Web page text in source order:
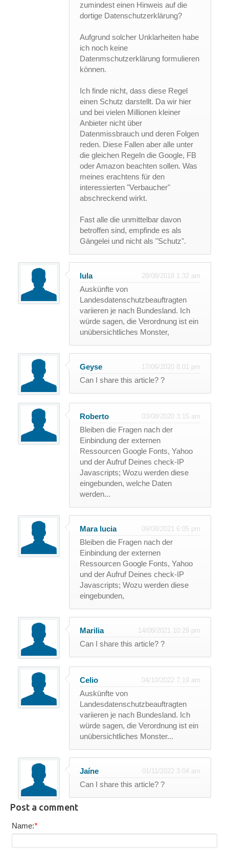
zumindest einen Hinweis auf die
dortige Datenschutzerklärung?
Aufgrund solcher Unklarheiten habe
ich noch keine
Datenmschutzerklärung formulieren
können.
Ich finde nicht, dass diese Regel
einen Schutz darstellt. Da wir hier
und bei vielen Millionen kleiner
Anbieter nicht über
Datenmissbrauch und deren Folgen
reden. Diese Fallen aber alle unter
die gleichen Regeln die Google, FB
oder Amazon beachten sollen. Was
meines erachtens für den
interessierten "Verbaucher"
abschreckend wirkt.
Fast alle die unmittelbar davon
betroffen sind, empfinde es als
Gängelei und nicht als "Schutz".
lula 28/08/2018 1:32 am
Auskünfte von
Landesdatenschutzbeauftragten
variieren je nach Bundesland. Ich
würde sagen, die Verordnung ist ein
unübersichtliches Monster,
Geyse 17/06/2020 8:01 pm
Can I share this article? ?
Roberto 03/08/2020 3:15 am
Bleiben die Fragen nach der
Einbindung der externen
Ressourcen Google Fonts, Yahoo
und der Aufruf Deines check-IP
Javascripts; Wozu werden diese
eingebunden, welche Daten
werden...
Mara lucia 09/08/2021 6:05 pm
Bleiben die Fragen nach der
Einbindung der externen
Ressourcen Google Fonts, Yahoo
und der Aufruf Deines check-IP
Javascripts; Wozu werden diese
eingebunden,
Marilia 14/08/2021 10:29 pm
Can I share this article? ?
Celio 04/10/2022 7:19 am
Auskünfte von
Landesdatenschutzbeauftragten
variieren je nach Bundesland. Ich
würde sagen, die Verordnung ist ein
unübersichtliches Monster...
Jaíne 01/11/2022 3:04 am
Can I share this article? ?
Post a comment
Name:*